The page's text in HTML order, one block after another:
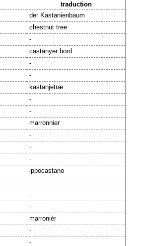
traduction
der Kastanienbaum
chestnut tree
-
castanyer bord
-
-
kastanjetræ
-
-
marronnier
-
-
-
ippocastano
-
-
-
marronièr
-
-